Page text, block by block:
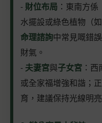
- 財位布局 ：東南方
水擺設或綠色植物（
命理諮詢中常見嘅錯
財氣。
- 夫妻宮與子女宮 ：
或全家福增強和諧；
育，建議保持光線明亮